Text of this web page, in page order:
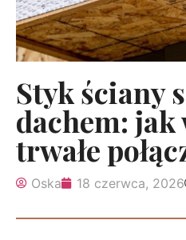
Styk ściany
dachem: jak
trwałe
Oska 18 czerwca, 2026